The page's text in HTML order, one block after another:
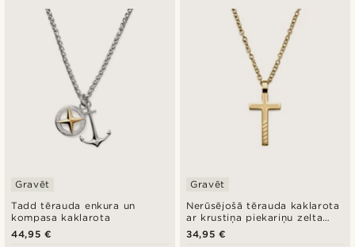
Tadd tērauda enkura un
kompasa kaklarota
Gravēt
44,95 €
Nerūsējošā tērauda kaklarota
ar krustiņa piekariņu zelta
krāsā
Gravēt
34,95 €